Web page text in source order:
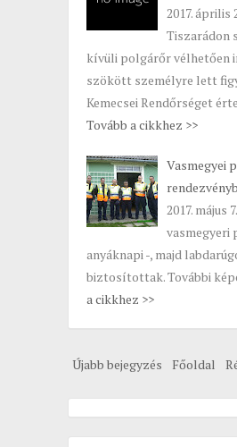
2017. április
Tiszarádon
kívüli polgárőr vélhetően
szökött személyre lett
Kemecsei Rendőrséget
Tovább a cikkhez >>
Vasmegyei
2017. május
vasmegyeri
anyáknapi -, majd
biztosítottak. További
a cikkhez >>
Újabb bejegyzés Főoldal